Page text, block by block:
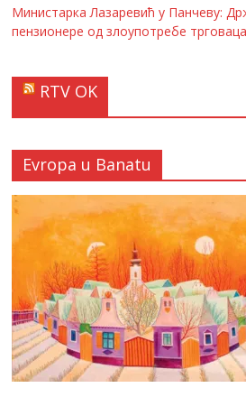
Министарка Лазаревић у Панчеву:
пензионере од злоупотребе трговаца
RTV OK
Evropa u Banatu